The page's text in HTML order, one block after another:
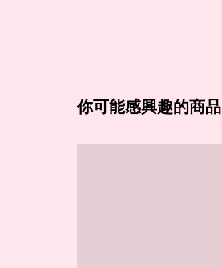
你可能感興趣的商品